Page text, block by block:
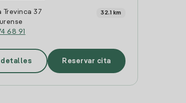
Trevinca 37
68 91
32.1 km
detalles Reservar cita